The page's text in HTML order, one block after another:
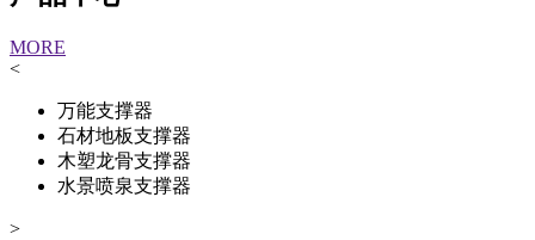
MORE
<
万能支撑器
石材地板支撑器
木塑龙骨支撑器
水景喷泉支撑器
>